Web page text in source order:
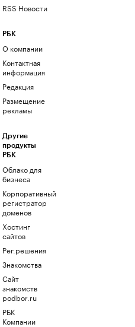
RSS Новости
РБК
О компании
Контактная
информация
Редакция
Размещение
рекламы
Другие
продукты
РБК
Облако для
бизнеса
Корпоративный
регистратор
доменов
Хостинг
сайтов
Рег.решения
Знакомства
Сайт
знакомств
podbor.ru
РБК
Компании